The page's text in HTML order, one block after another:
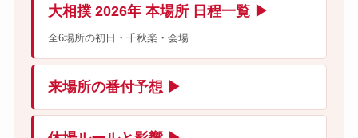
大相撲 2026年 本場所 日程一覧 ▶
全6場所の初日・千秋楽・会場
来場所の番付予想 ▶